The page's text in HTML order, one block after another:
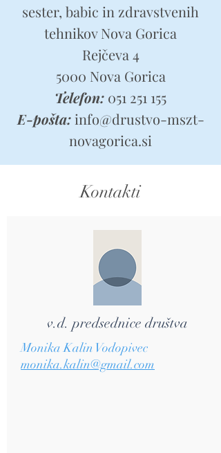
sester, babic in zdravstvenih
tehnikov Nova Gorica
Rejčeva 4
5000 Nova Gorica
Telefon: 051 251 155
E-pošta: info@drustvo-mszt-
novagorica.si
Kontakti
v.d. predsednice društva
Monika Kalin Vodopivec
monika.kalin@gmail.com